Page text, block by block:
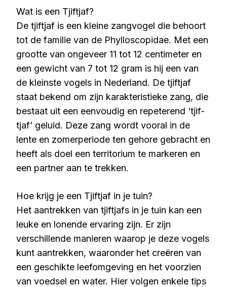
Wat is een Tjiftjaf?
De tjiftjaf is een kleine zangvogel die behoort
tot de familie van de Phylloscopidae. Met een
grootte van ongeveer 11 tot 12 centimeter en
een gewicht van 7 tot 12 gram is hij een van
de kleinste vogels in Nederland. De tjiftjaf
staat bekend om zijn karakteristieke zang, die
bestaat uit een eenvoudig en repeterend ‘tjif-
tjaf’ geluid. Deze zang wordt vooral in de
lente en zomerperiode ten gehore gebracht en
heeft als doel een territorium te markeren en
een partner aan te trekken.
Hoe krijg je een Tjiftjaf in je tuin?
Het aantrekken van tjiftjafs in je tuin kan een
leuke en lonende ervaring zijn. Er zijn
verschillende manieren waarop je deze vogels
kunt aantrekken, waaronder het creëren van
een geschikte leefomgeving en het voorzien
van voedsel en water. Hier volgen enkele tips